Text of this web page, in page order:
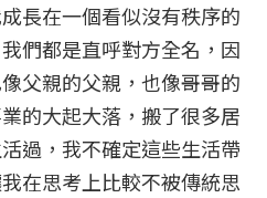
長在一個看似沒有秩序的
們都是直呼對方全名，因
父親的父親，也像哥哥的
的大起大落，搬了很多居
過，我不確定這些生活帶
在思考上比較不被傳統思